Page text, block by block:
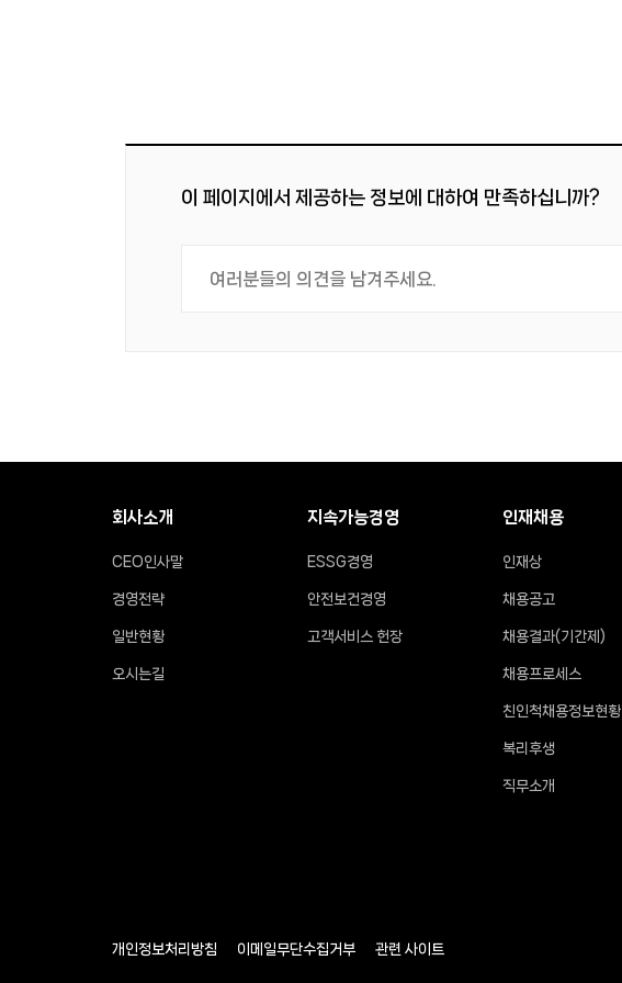
이 페이지에서 제공하는 정보에 대하여 만족하십니까?
회사소개
CEO인사말
경영전략
일반현황
오시는길
지속가능경영
ESSG경영
안전보건경영
고객서비스 헌장
인재채용
인재상
채용공고
채용결과(기간제)
채용프로세스
친인척채용정보현황
복리후생
직무소개
개인정보처리방침 이메일무단수집거부 관련 사이트